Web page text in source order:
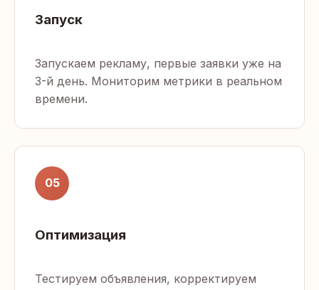
Запуск
Запускаем рекламу, первые заявки уже на
3-й день. Мониторим метрики в реальном
времени.
05
Оптимизация
Тестируем объявления, корректируем